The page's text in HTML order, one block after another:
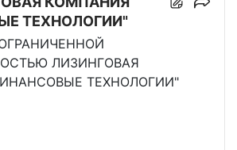
ТЕХНОЛОГИИ"
ЛИЗИНГОВАЯ
ТЕХНОЛОГИИ"